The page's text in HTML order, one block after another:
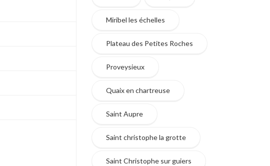
Miribel les échelles
Plateau des Petites Roches
Proveysieux
Quaix en chartreuse
Saint Aupre
Saint christophe la grotte
Saint Christophe sur guiers